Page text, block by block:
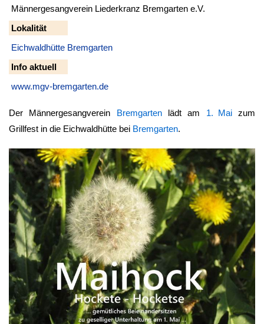
Männergesangverein Liederkranz Bremgarten e.V.
Lokalität
Eichwaldhütte Bremgarten
Info aktuell
www.mgv-bremgarten.de
Der Männergesangverein Bremgartenlädt am 1. Maizum
Grillfest in die Eichwaldhütte bei Bremgarten.